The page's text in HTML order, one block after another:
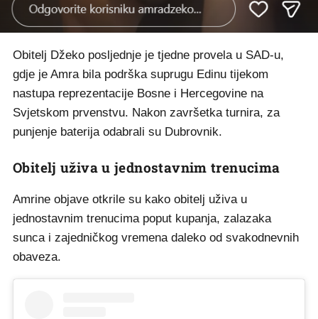
Obitelj Džeko posljednje je tjedne provela u SAD-u,
gdje je Amra bila podrška suprugu Edinu tijekom
nastupa reprezentacije Bosne i Hercegovine na
Svjetskom prvenstvu. Nakon završetka turnira, za
punjenje baterija odabrali su Dubrovnik.
Obitelj uživa u jednostavnim trenucima
Amrine objave otkrile su kako obitelj uživa u
jednostavnim trenucima poput kupanja, zalazaka
sunca i zajedničkog vremena daleko od svakodnevnih
obaveza.